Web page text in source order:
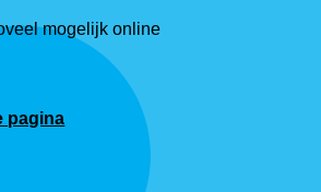
mogelijk online
pagina